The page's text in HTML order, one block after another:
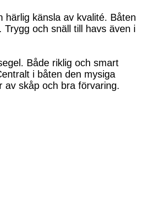
känsla av kvalité. Båten
och snäll till havs även i
Både riklig och smart
i båten den mysiga
av skåp och bra förvaring.